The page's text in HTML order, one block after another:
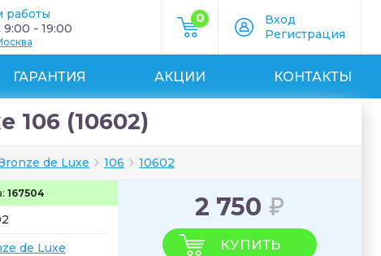
- 19:00
0
Вход
Регистрация
ГАРАНТИЯ АКЦИИ КОНТАКТЫ
106 (10602)
de Luxe 106 10602
167504
de Luxe
2 750
КУПИТЬ